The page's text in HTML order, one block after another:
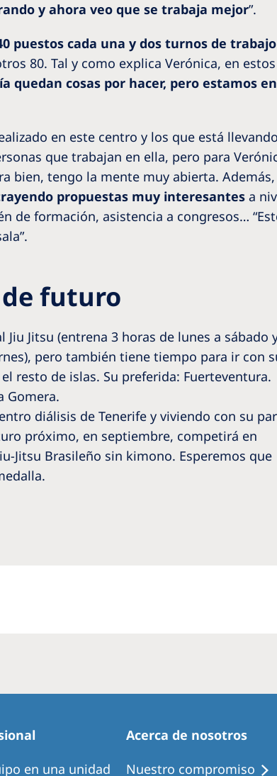
y ahora veo que se trabaja mejor”.
puestos cada una y dos turnos de trabajo
80. Tal y como explica Verónica, en
quedan cosas por hacer, pero estamos
en este centro y los que está
que trabajan en ella, pero para
bien, tengo la mente muy abierta. Además,
propuestas muy interesantes a
de formación, asistencia a congresos…
futuro
Jiu Jitsu (entrena 3 horas de lunes a sábado
pero también tiene tiempo para ir con
resto de islas. Su preferida: Fuerteventura.
Gomera.
diálisis de Tenerife y viviendo con su
próximo, en septiembre, competirá en
Jitsu Brasileño sin kimono. Esperemos que
en una unidad
Acerca de nosotros
Nuestro compromiso